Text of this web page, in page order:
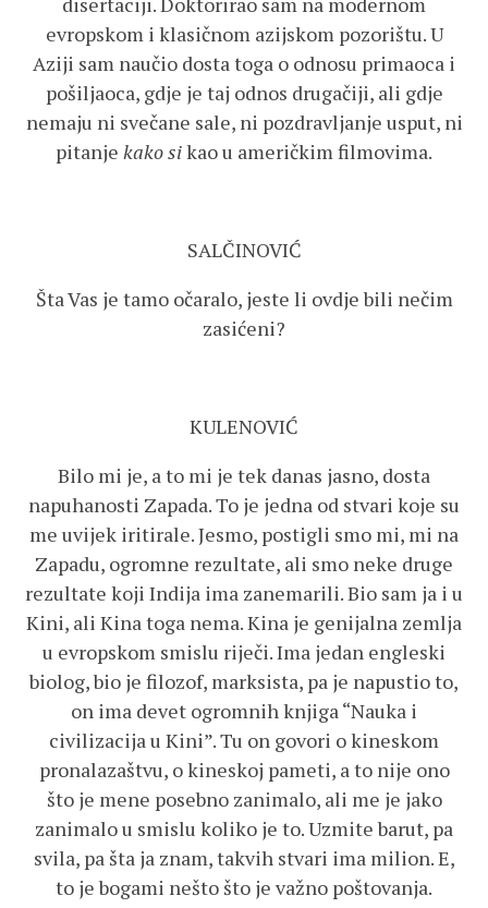
evropskom i klasičnom azijskom pozorištu. U
Aziji sam naučio dosta toga o odnosu primaoca i
pošiljaoca, gdje je taj odnos drugačiji, ali gdje
nemaju ni svečane sale, ni pozdravljanje usput, ni
pitanje kako sikao u američkim filmovima.
SALČINOVIĆ
Šta Vas je tamo očaralo, jeste li ovdje bili nečim
zasićeni?
KULENOVIĆ
Bilo mi je, a to mi je tek danas jasno, dosta
napuhanosti Zapada. To je jedna od stvari koje su
me uvijek iritirale. Jesmo, postigli smo mi, mi na
Zapadu, ogromne rezultate, ali smo neke druge
rezultate koji Indija ima zanemarili. Bio sam ja i u
Kini, ali Kina toga nema. Kina je genijalna zemlja
u evropskom smislu riječi. Ima jedan engleski
biolog, bio je filozof, marksista, pa je napustio to,
on ima devet ogromnih knjiga “Nauka i
civilizacija u Kini”. Tu on govori o kineskom
pronalazaštvu, o kineskoj pameti, a to nije ono
što je mene posebno zanimalo, ali me je jako
zanimalo u smislu koliko je to. Uzmite barut, pa
svila, pa šta ja znam, takvih stvari ima milion. E,
to je bogami nešto što je važno poštovanja.